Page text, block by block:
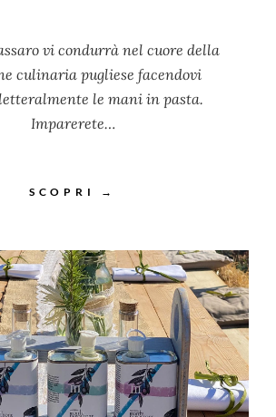
vi condurrà nel cuore della
culinaria pugliese facendovi
le mani in pasta.
Imparerete…
SCOPRI →